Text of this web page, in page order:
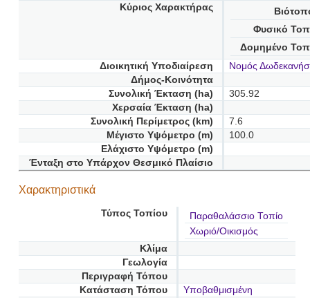
Κύριος Χαρακτήρας
Φυσικό
Δομημένο
Διοικητική Υποδιαίρεση
Νομός
Δήμος-Κοινότητα
Συνολική Έκταση (ha)
305.92
Χερσαία Έκταση (ha)
Συνολική Περίμετρος (km)
7.6
Μέγιστο Υψόμετρο (m)
100.0
Ελάχιστο Υψόμετρο (m)
Ένταξη στο Υπάρχον Θεσμικό Πλαίσιο
Χαρακτηριστικά
Τύπος Τοπίου
Παραθαλάσσιο Τοπίο
Χωριό/Οικισμός
Κλίμα
Γεωλογία
Περιγραφή Τόπου
Κατάσταση Τόπου
Υποβαθμισμένη